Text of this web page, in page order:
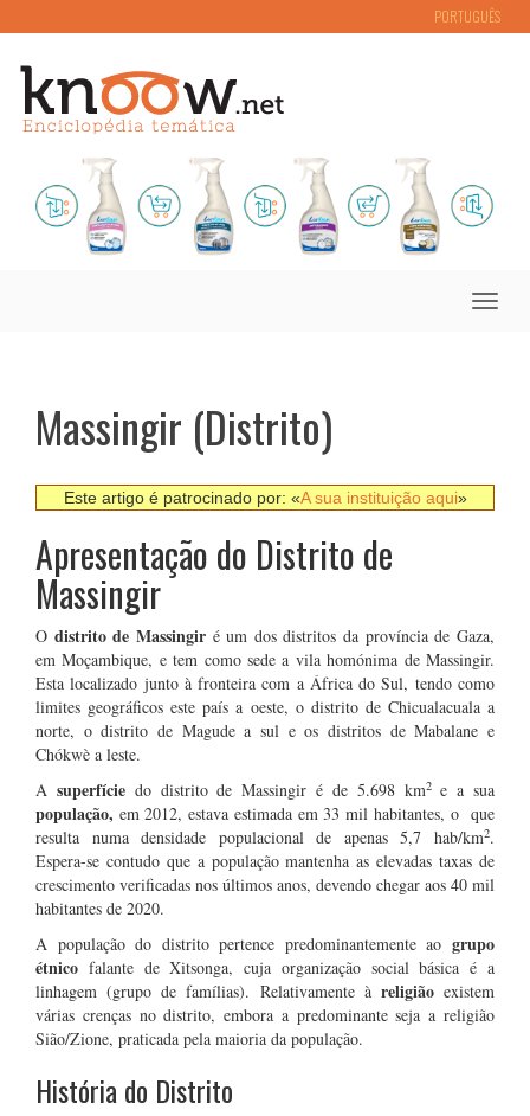
PORTUGUÊS
Toggle
Massingir (Distrito)
Este artigo é patrocinado por: «A sua instituição aqui»
Apresentação do Distrito de
Massingir
O distrito de Massingiré um dos distritos da província de Gaza,
em Moçambique, e tem como sede a vila homónima de Massingir.
Esta localizado junto à fronteira com a África do Sul, tendo como
limites geográficos este país a oeste, o distrito de Chicualacuala a
norte, o distrito de Magude a sul e os distritos de Mabalane e
Chókwè a leste.
A superfíciedo distrito de Massingir é de 5.698 km2e a sua
população, em 2012, estava estimada em 33 mil habitantes, o que
resulta numa densidade populacional de apenas 5,7 hab/km2.
Espera-se contudo que a população mantenha as elevadas taxas de
crescimento verificadas nos últimos anos, devendo chegar aos 40 mil
habitantes de 2020.
A população do distrito pertence predominantemente ao grupo
étnico falante de Xitsonga, cuja organização social básica é a
linhagem (grupo de famílias). Relativamente à religiãoexistem
várias crenças no distrito, embora a predominante seja a religião
Sião/Zione, praticada pela maioria da população.
História do Distrito